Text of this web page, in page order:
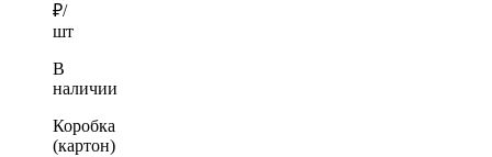
₽/
шт
В
наличии
Коробка
(картон)